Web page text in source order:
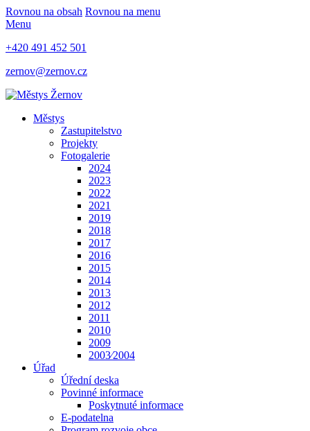
Rovnou na obsah Rovnou na menu
Menu
+420 491 452 501
zernov@zernov.cz
Městys
Zastupitelstvo
Projekty
Fotogalerie
2024
2023
2022
2021
2019
2018
2017
2016
2015
2014
2013
2012
2011
2010
2009
2003⁄2004
Úřad
Úřední deska
Povinné informace
Poskytnuté informace
E-podatelna